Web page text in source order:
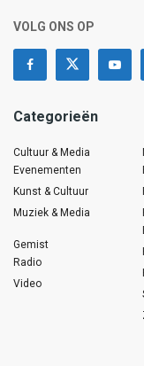
VOLG ONS OP
Categorieën
Cultuur & Media
Evenementen
Kunst & Cultuur
Muziek & Media
Gemist
Radio
Video